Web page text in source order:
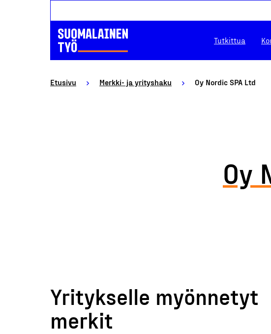
Tutkittua
Etusivu Merkki- ja yrityshaku Oy Nordic SPA Ltd
Oy
Yritykselle myönnetyt
merkit